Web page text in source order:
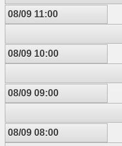
08/09 11:00
08/09 10:00
08/09 09:00
08/09 08:00